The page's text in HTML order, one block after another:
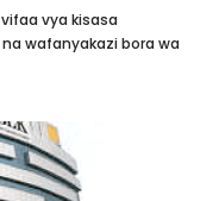
vya kisasa
wafanyakazi bora wa